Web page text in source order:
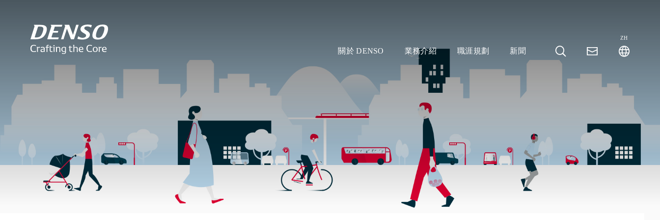
關於 DENSO 業務介紹 職涯規劃 新聞
ZH